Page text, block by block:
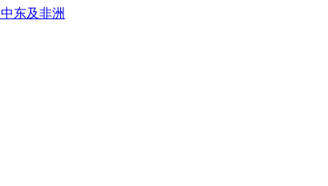
中东及非洲